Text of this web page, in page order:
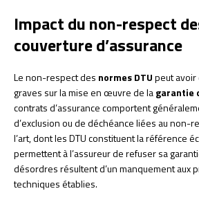
Impact du non-respect
couverture d’assurance
Le non-respect des normes DTUpeut
graves sur la mise en œuvre de lagarantie
contrats d’assurance comportent
d’exclusion ou de déchéance liées au non-
l’art, dont les DTU constituent la référence
permettent à l’assureur de refuser sa
désordres résultent d’un manquement aux
techniques établies.